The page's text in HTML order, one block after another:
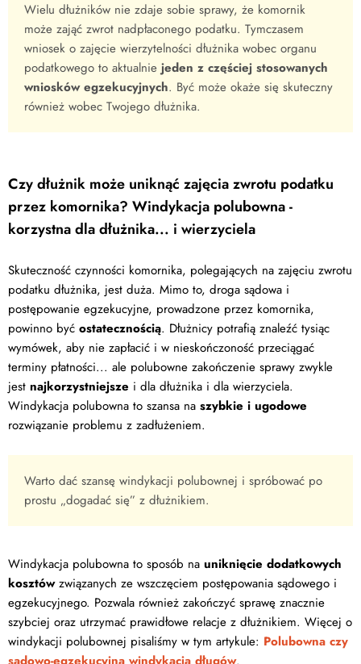
Wielu dłużników nie zdaje sobie sprawy, że komornik
może zająć zwrot nadpłaconego podatku. Tymczasem
wniosek o zajęcie wierzytelności dłużnika wobec organu
podatkowego to aktualnie jeden z częściej stosowanych
wniosków egzekucyjnych. Być może okaże się skuteczny
również wobec Twojego dłużnika.
Czy dłużnik może uniknąć zajęcia zwrotu podatku
przez komornika? Windykacja polubowna -
korzystna dla dłużnika... i wierzyciela
Skuteczność czynności komornika, polegających na zajęciu zwrotu
podatku dłużnika, jest duża. Mimo to, droga sądowa i
postępowanie egzekucyjne, prowadzone przez komornika,
powinno być ostatecznością. Dłużnicy potrafią znaleźć tysiąc
wymówek, aby nie zapłacić i w nieskończoność przeciągać
terminy płatności... ale polubowne zakończenie sprawy zwykle
jest najkorzystniejsze i dla dłużnika i dla wierzyciela.
Windykacja polubowna to szansa na szybkie i ugodowe
rozwiązanie problemu z zadłużeniem.
Warto dać szansę windykacji polubownej i spróbować po
prostu „dogadać się” z dłużnikiem.
Windykacja polubowna to sposób na uniknięcie dodatkowych
kosztówzwiązanych ze wszczęciem postępowania sądowego i
egzekucyjnego. Pozwala również zakończyć sprawę znacznie
szybciej oraz utrzymać prawidłowe relacje z dłużnikiem. Więcej o
windykacji polubownej pisaliśmy w tym artykule: Polubowna czy